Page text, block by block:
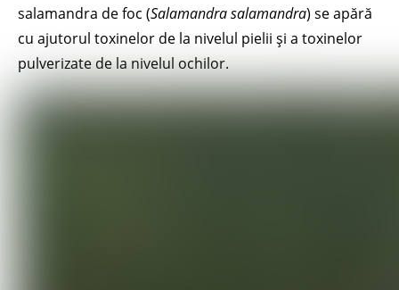
salamandra de foc (Salamandra salamandra) se apără
cu ajutorul toxinelor de la nivelul pielii și a toxinelor
pulverizate de la nivelul ochilor.